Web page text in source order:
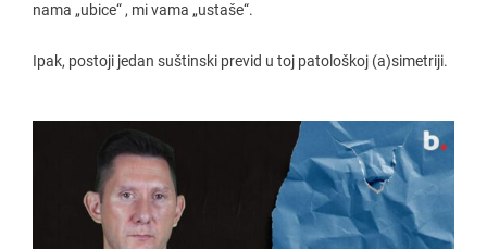
nama „ubice“ , mi vama „ustaše“.
Ipak, postoji jedan suštinski previd u toj patološkoj (a)simetriji.